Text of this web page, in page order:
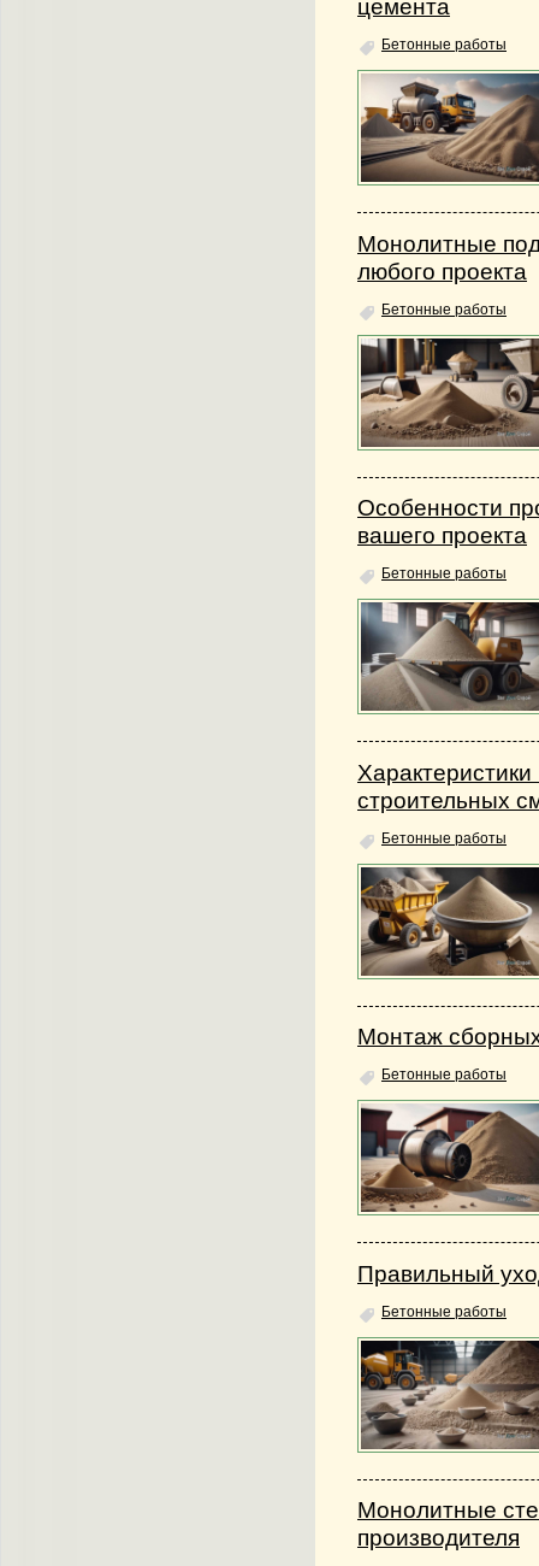
цемента
Бетонные работы
Монолитные
любого проекта
Бетонные работы
Особенности
вашего проекта
Бетонные работы
строительных
Бетонные работы
Монтаж
Бетонные работы
Правильный
Бетонные работы
Монолитные
производителя